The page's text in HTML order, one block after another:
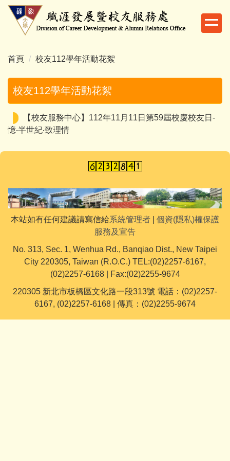
跳
內
區
首頁 校友112學年活動花絮
校友112學年活動花絮
【校友服務中心】112年11月11日第59屆校慶校友日-
憶‧半世紀‧致理情
本站如有任何建議請寫信給系統管理者
個資(隱私)權保護
服務及宣告
No. 313, Sec. 1, Wenhua Rd., Banqiao Dist., New Taipei
City 220305, Taiwan (R.O.C.) TEL:(02)2257-6167,
(02)2257-6168 | Fax:(02)2255-9674
220305 新北市板橋區文化路一段313號 電話：(02)2257-
6167, (02)2257-6168 | 傳真：(02)2255-9674